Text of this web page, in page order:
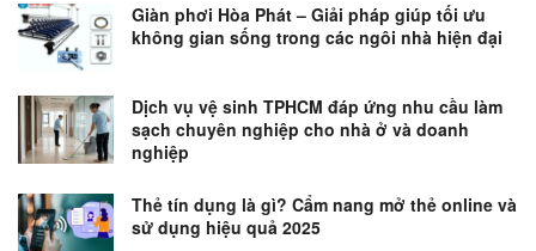
Giàn phơi Hòa Phát – Giải pháp giúp tối ưu
không gian sống trong các ngôi nhà hiện đại
Dịch vụ vệ sinh TPHCM đáp ứng nhu cầu làm
sạch chuyên nghiệp cho nhà ở và doanh
nghiệp
Thẻ tín dụng là gì? Cẩm nang mở thẻ online và
sử dụng hiệu quả 2025